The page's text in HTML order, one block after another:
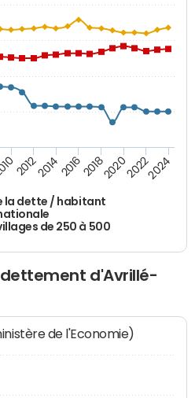
la dette / habitant
de 250 à 500
2012201420162018202020222024
d'Avrillé-
de l'Economie)